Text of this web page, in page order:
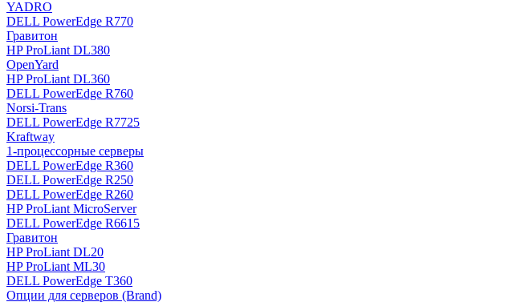
YADRO
DELL PowerEdge R770
Гравитон
HP ProLiant DL380
OpenYard
HP ProLiant DL360
DELL PowerEdge R760
Norsi-Trans
DELL PowerEdge R7725
Kraftway
1-процессорные серверы
DELL PowerEdge R360
DELL PowerEdge R250
DELL PowerEdge R260
HP ProLiant MicroServer
DELL PowerEdge R6615
Гравитон
HP ProLiant DL20
HP ProLiant ML30
DELL PowerEdge T360
Опции для серверов (Brand)